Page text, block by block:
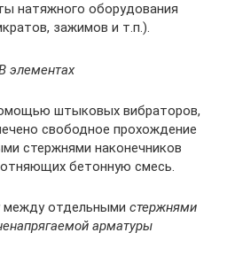
натяжного оборудования
зажимов и т.п.).
элементах
штыковых вибраторов,
свободное прохождение
стержнями наконечников
бетонную смесь.
между отдельными стержнями
арматуры